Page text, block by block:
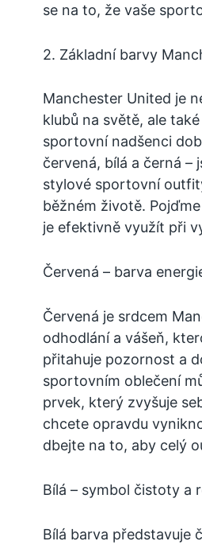
se na to, že vaše
2. Základní barvy
Manchester United je
klubů na světě, ale
sportovní nadšenci
červená, bílá a černá –
stylové sportovní
běžném životě.
je efektivně využít při
Červená – barva
Červená je srdcem
odhodlání a vášeň,
přitahuje pozornost a
sportovním oblečení
prvek, který zvyšuje
chcete opravdu
dbejte na to, aby celý
Bílá – symbol čistoty a
Bílá barva představuje